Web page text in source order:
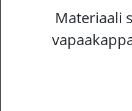
Materiaali